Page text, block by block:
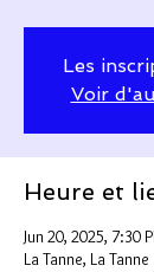
Les
Voir
Heure et
Jun 20, 2025, 7:30
La Tanne, La